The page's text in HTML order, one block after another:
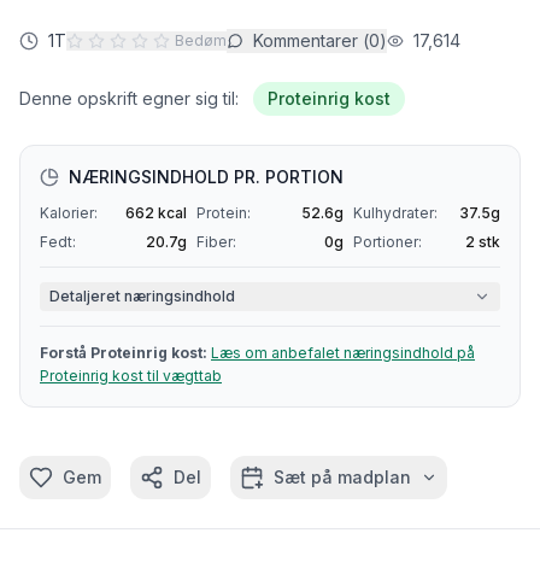
1T Bedøm Kommentarer (0) 17,614
Denne opskrift egner sig til: Proteinrig kost
NÆRINGSINDHOLD PR. PORTION
Kalorier: 662 kcal Protein: 52.6g Kulhydrater: 37.5g
Fedt:
20.7g Fiber: 0g Portioner: 2 stk
Detaljeret næringsindhold
Forstå Proteinrig kost: Læs om anbefalet næringsindhold på
Proteinrig kosttil vægttab
Gem Del Sæt på madplan